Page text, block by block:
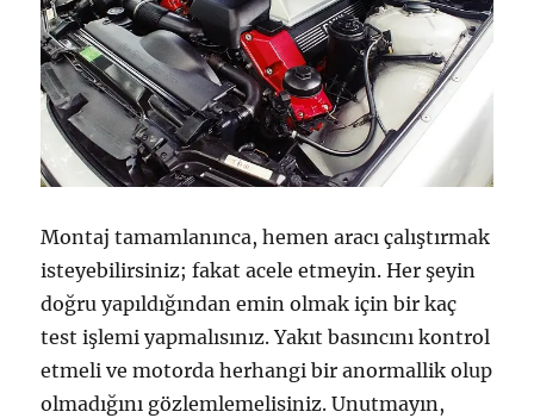
Montaj tamamlanınca, hemen aracı çalıştırmak
isteyebilirsiniz; fakat acele etmeyin. Her şeyin
doğru yapıldığından emin olmak için bir kaç
test işlemi yapmalısınız. Yakıt basıncını kontrol
etmeli ve motorda herhangi bir anormallik olup
olmadığını gözlemlemelisiniz. Unutmayın,